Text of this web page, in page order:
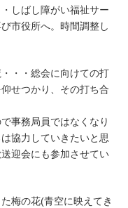
しばし障がい福祉サー
市役所へ。時間調整し
・・総会に向けての打
せつかり、その打ち合
事務局員ではなくなり
協力していきたいと思
迎会にも参加させてい
梅の花(青空に映えてき